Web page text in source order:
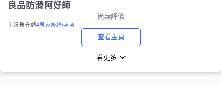
良品防滑阿好師
尚無評價
｜服務分類#居家修繕/裝潢
查看主頁
看更多